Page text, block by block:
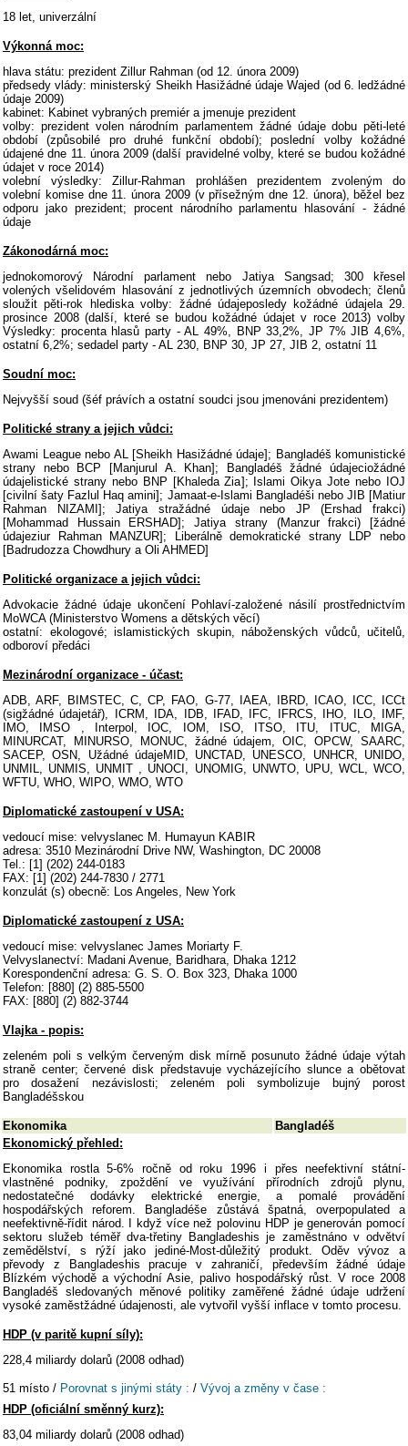
18 let, univerzální
Výkonná moc:
hlava státu: prezident Zillur Rahman (od 12. února 2009)
předsedy vlády: ministerský Sheikh Hasižádné údaje Wajed (od 6. ledžádné
údaje 2009)
kabinet: Kabinet vybraných premiér a jmenuje prezident
volby: prezident volen národním parlamentem žádné údaje dobu pěti-leté
období (způsobilé pro druhé funkční období); poslední volby kožádné
údajené dne 11. února 2009 (další pravidelné volby, které se budou kožádné
údajet v roce 2014)
volební výsledky: Zillur-Rahman prohlášen prezidentem zvoleným do
volební komise dne 11. února 2009 (v přísežným dne 12. února), běžel bez
odporu jako prezident; procent národního parlamentu hlasování - žádné
údaje
Zákonodárná moc:
jednokomorový Národní parlament nebo Jatiya Sangsad; 300 křesel
volených všelidovém hlasování z jednotlivých územních obvodech; členů
sloužit pěti-rok hlediska volby: žádné údajeposledy kožádné údajela 29.
prosince 2008 (další, které se budou kožádné údajet v roce 2013) volby
Výsledky: procenta hlasů party - AL 49%, BNP 33,2%, JP 7% JIB 4,6%,
ostatní 6,2%; sedadel party - AL 230, BNP 30, JP 27, JIB 2, ostatní 11
Soudní moc:
Nejvyšší soud (šéf právích a ostatní soudci jsou jmenováni prezidentem)
Politické strany a jejich vůdci:
Awami League nebo AL [Sheikh Hasižádné údaje]; Bangladéš komunistické
strany nebo BCP [Manjurul A. Khan]; Bangladéš žádné údajeciožádné
údajelistické strany nebo BNP [Khaleda Zia]; Islami Oikya Jote nebo IOJ
[civilní šaty Fazlul Haq amini]; Jamaat-e-Islami Bangladéši nebo JIB [Matiur
Rahman NIZAMI]; Jatiya stražádné údaje nebo JP (Ershad frakci)
[Mohammad Hussain ERSHAD]; Jatiya strany (Manzur frakci) [žádné
údajeziur Rahman MANZUR]; Liberálně demokratické strany LDP nebo
[Badrudozza Chowdhury a Oli AHMED]
Politické organizace a jejich vůdci:
Advokacie žádné údaje ukončení Pohlaví-založené násilí prostřednictvím
MoWCA (Ministerstvo Womens a dětských věcí)
ostatní: ekologové; islamistických skupin, náboženských vůdců, učitelů,
odboroví předáci
Mezinárodní organizace - účast:
ADB, ARF, BIMSTEC, C, CP, FAO, G-77, IAEA, IBRD, ICAO, ICC, ICCt
(sigžádné údajetář), ICRM, IDA, IDB, IFAD, IFC, IFRCS, IHO, ILO, IMF,
IMO, IMSO , Interpol, IOC, IOM, ISO, ITSO, ITU, ITUC, MIGA,
MINURCAT, MINURSO, MONUC, žádné údajem, OIC, OPCW, SAARC,
SACEP, OSN, Užádné údajeMID, UNCTAD, UNESCO, UNHCR, UNIDO,
UNMIL, UNMIS, UNMIT , UNOCI, UNOMIG, UNWTO, UPU, WCL, WCO,
WFTU, WHO, WIPO, WMO, WTO
Diplomatické zastoupení v USA:
vedoucí mise: velvyslanec M. Humayun KABIR
adresa: 3510 Mezinárodní Drive NW, Washington, DC 20008
Tel.: [1] (202) 244-0183
FAX: [1] (202) 244-7830 / 2771
konzulát (s) obecně: Los Angeles, New York
Diplomatické zastoupení z USA:
vedoucí mise: velvyslanec James Moriarty F.
Velvyslanectví: Madani Avenue, Baridhara, Dhaka 1212
Korespondenční adresa: G. S. O. Box 323, Dhaka 1000
Telefon: [880] (2) 885-5500
FAX: [880] (2) 882-3744
Vlajka - popis:
zeleném poli s velkým červeným disk mírně posunuto žádné údaje výtah
straně center; červené disk představuje vycházejícího slunce a obětovat
pro dosažení nezávislosti; zeleném poli symbolizuje bujný porost
Bangladéšskou
Ekonomika
Bangladéš
Ekonomický přehled:
Ekonomika rostla 5-6% ročně od roku 1996 i přes neefektivní státní-
vlastněné podniky, zpoždění ve využívání přírodních zdrojů plynu,
nedostatečné dodávky elektrické energie, a pomalé provádění
hospodářských reforem. Bangladéše zůstává špatná, overpopulated a
neefektivně-řídit národ. I když více než polovinu HDP je generován pomocí
sektoru služeb téměř dva-třetiny Bangladeshis je zaměstnáno v odvětví
zemědělství, s rýží jako jediné-Most-důležitý produkt. Oděv vývoz a
převody z Bangladeshis pracuje v zahraničí, především žádné údaje
Blízkém východě a východní Asie, palivo hospodářský růst. V roce 2008
Bangladéš sledovaných měnové politiky zaměřené žádné údaje udržení
vysoké zaměstžádné údajenosti, ale vytvořil vyšší inflace v tomto procesu.
HDP (v paritě kupní síly):
228,4 miliardy dolarů (2008 odhad)
51 místo / Porovnat s jinými státy : / Vývoj a změny v čase :
HDP (oficiální směnný kurz):
83,04 miliardy dolarů (2008 odhad)